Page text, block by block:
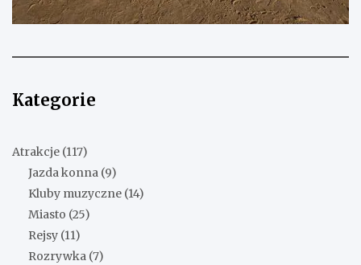
Kategorie
Atrakcje (117)
Jazda konna (9)
Kluby muzyczne (14)
Miasto (25)
Rejsy (11)
Rozrywka (7)